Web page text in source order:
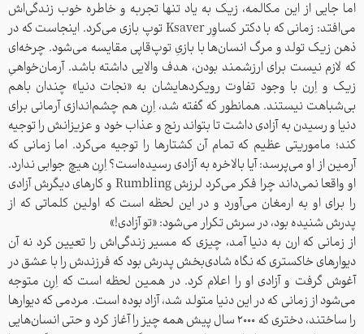
اما جایی از این مکالمه، زیک به یاد تنها تجربه‌ و خاطره خوب زندگی‌اش
می‌افتد:‌ زمانی که با دکتر کساوِر Ksaver توپ بازی می‌کرد. اینجاست که در
ذهن زیک تولد و مرگ انسان‌ها با بازیِ توپ‌قاپی مقایسه می‌شود. چرخه‌ای
که لازم نیست برای ارزشمند بودن، هدف والایی داشته باشد. آرمان‌خواهیِ
زیک و اِرن با وجود تفاوت‌ رویکردهایشان به «نجات دنیا» چندان باهم
بی‌شباهت نیستند. همانطور که گفته شد، اِرِن هم چشم‌اندازی آرمانی برای
دنیا و رسیدن به آزادی داشت تا بتواند رنج و عذاب خود و عزیزانش را توجیه
کند؛ ماموریتی عظیم که تمام آن کشتارها را توجیه می‌کرد. اما زمانی که
آرمین از او می‌پرسد: آیا بالاخره به آزادی رسیده‌است؟ اِرِن هیچ جوابی ندارد.
او واقعا نمی‌داند چرا فکر می‌کرد لرزش Rumbling و کارهای دیگرش آزادی
را برای او به ارمغان می‌آورد و در این لحظه است که اولین کلماتی که از
پدرش شنیده بود، در سرش تکرار می‌شود: «تو آزادی!»
از زمانی که ارن به دنیا آمد، چیزی که مسیر زندگی‌اش را تعیین کرد نه آن
دیوارهای خاکستری که نگاه شادی‌بخش پدرش بود که فرزندش را با عشق در
آغوش گرفت و آزادی‌ او را اعلام کرد. در همین لحظه است که اِرِن متوجه
می‌شود از زمانی که در این دنیا متولد شد، آزاد بوده است. مردمی که دیوارها
را ساختند، دختری که ۲۰۰۰ سال پیش همه چیز را آغاز کرد و حتی انسان‌هایی